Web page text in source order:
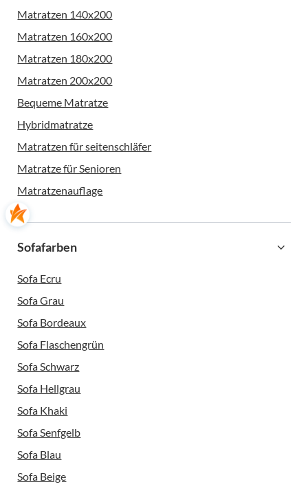
Matratzen 140x200
Matratzen 160x200
Matratzen 180x200
Matratzen 200x200
Bequeme Matratze
Hybridmatratze
Matratzen für seitenschläfer
Matratze für Senioren
Matratzenauflage
Sofafarben
Sofa Ecru
Sofa Grau
Sofa Bordeaux
Sofa Flaschengrün
Sofa Schwarz
Sofa Hellgrau
Sofa Khaki
Sofa Senfgelb
Sofa Blau
Sofa Beige